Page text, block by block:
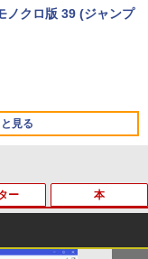
生
ver.)
伊藤園 磨かれて、澄
[ 箱買い ] [ ストック
ノクロ版 39 (ジャンプ
見る
ー 本